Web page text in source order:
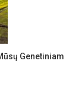
Genetiniam